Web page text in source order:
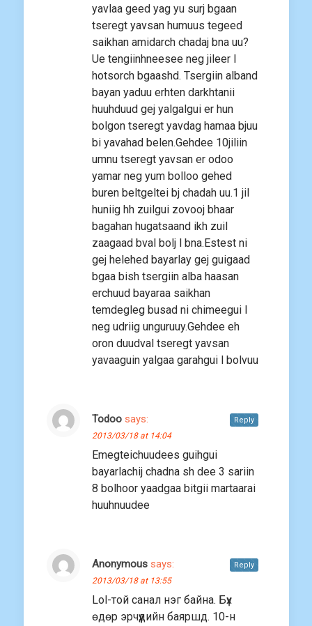
yavlaa geed yag yu surj bgaan
tseregt yavsan humuus tegeed
saikhan amidarch chadaj bna uu?
Ue tengiinhneesee neg jileer l
hotsorch bgaashd. Tsergiin alband
bayan yaduu erhten darkhtanii
huuhduud gej yalgalgui er hun
bolgon tseregt yavdag hamaa bjuu
bi yavahad belen.Gehdee 10jiliin
umnu tseregt yavsan er odoo
yamar neg yum bolloo gehed
buren beltgeltei bj chadah uu.1 jil
huniig hh zuilgui zovooj bhaar
bagahan hugatsaand ikh zuil
zaagaad bval bolj l bna.Estest ni
gej helehed bayarlay gej guigaad
bgaa bish tsergiin alba haasan
erchuud bayaraa saikhan
temdegleg busad ni chimeegui l
neg udriig unguruuy.Gehdee eh
oron duudval tseregt yavsan
yavaaguin yalgaa garahgui l bolvuu
Todoo says:
2013/03/18 at 14:04
Emegteichuudees guihgui
bayarlachij chadna sh dee 3 sariin
8 bolhoor yaadgaa bitgii martaarai
huuhnuudee
Reply
Anonymous says:
2013/03/18 at 13:55
Lol-той санал нэг байна. Бүх
өдөр эрчүүдийн баяршд. 10-н
Reply